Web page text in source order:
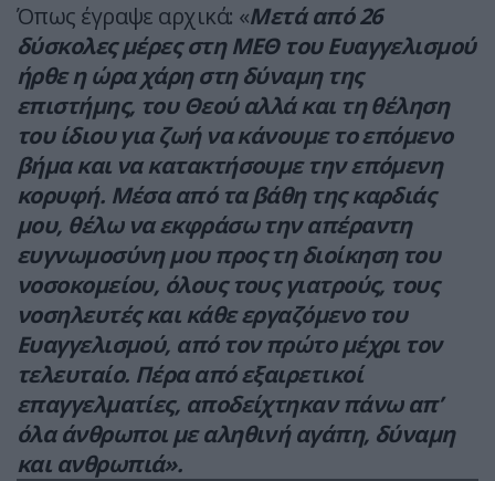
Όπως έγραψε αρχικά: «Μετά από 26
δύσκολες μέρες στη ΜΕΘ του Ευαγγελισμού
ήρθε η ώρα χάρη στη δύναμη της
επιστήμης, του Θεού αλλά και τη θέληση
του ίδιου για ζωή να κάνουμε το επόμενο
βήμα και να κατακτήσουμε την επόμενη
κορυφή. Μέσα από τα βάθη της καρδιάς
μου, θέλω να εκφράσω την απέραντη
ευγνωμοσύνη μου προς τη διοίκηση του
νοσοκομείου, όλους τους γιατρούς, τους
νοσηλευτές και κάθε εργαζόμενο του
Ευαγγελισμού, από τον πρώτο μέχρι τον
τελευταίο. Πέρα από εξαιρετικοί
επαγγελματίες, αποδείχτηκαν πάνω απ’
όλα άνθρωποι με αληθινή αγάπη, δύναμη
και ανθρωπιά».